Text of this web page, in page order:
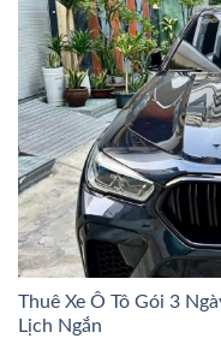
Thuê Xe Ô Tô Gói 3
Lịch Ngắn